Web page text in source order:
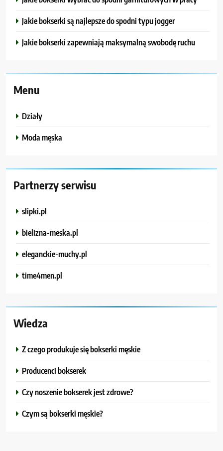
Jakie bokserki są najlepsze do spodni typu jogger
Jakie bokserki zapewniają maksymalną swobodę ruchu
Menu
Działy
Moda męska
Partnerzy serwisu
slipki.pl
bielizna-meska.pl
eleganckie-muchy.pl
time4men.pl
Wiedza
Z czego produkuje się bokserki męskie
Producenci bokserek
Czy noszenie bokserek jest zdrowe?
Czym są bokserki męskie?